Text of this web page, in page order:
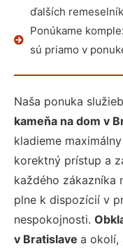
ďalších
Ponúkame
sú priamo v
Naša ponuka
kameňa na dom v
kladieme
korektný prístup a
každého zákazníka
plne k dispozícií v
nespokojnosti.
v Bratislave a okolí,